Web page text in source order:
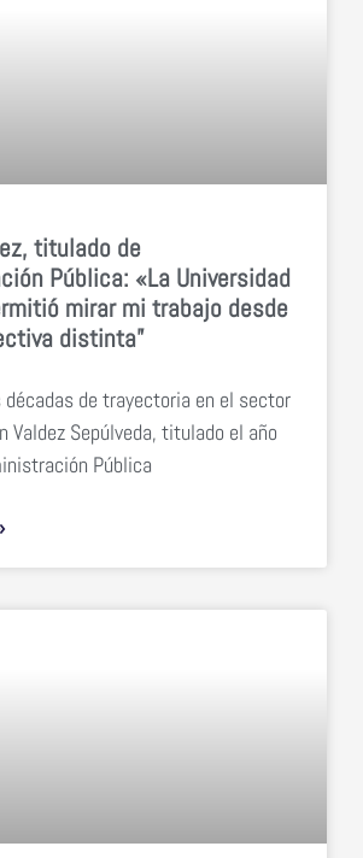
titulado de
Pública: «La Universidad
mirar mi trabajo desde
distinta”
décadas de trayectoria en el sector
Valdez Sepúlveda, titulado el año
Pública